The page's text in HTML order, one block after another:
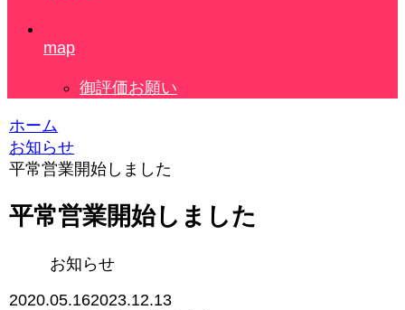
map
御評価お願い
ホーム
お知らせ
平常営業開始しました
平常営業開始しました
お知らせ
2020.05.162023.12.13